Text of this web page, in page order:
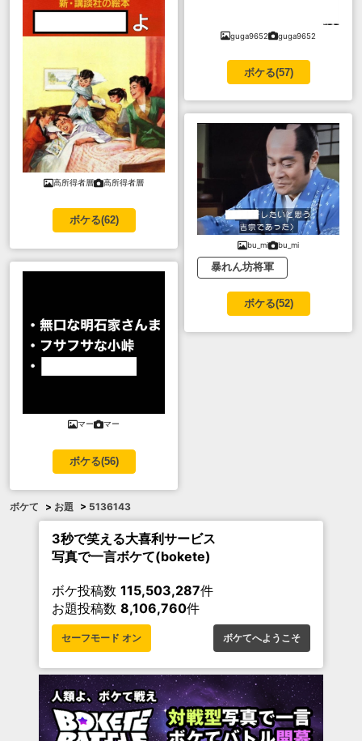
高所得者層 高所得者層
ボケる(62)
マー マー
ボケる(56)
guga9652 guga9652
ボケる(57)
bu_mi bu_mi
暴れん坊将軍
ボケる(52)
ボケて > お題 > 5136143
3秒で笑える大喜利サービス
写真で一言ボケて(bokete)
ボケ投稿数 115,503,287件
お題投稿数 8,106,760件
セーフモード オン ボケてへようこそ